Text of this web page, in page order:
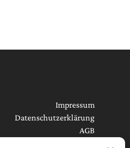
Impressum
Datenschutzerklärung
AGB